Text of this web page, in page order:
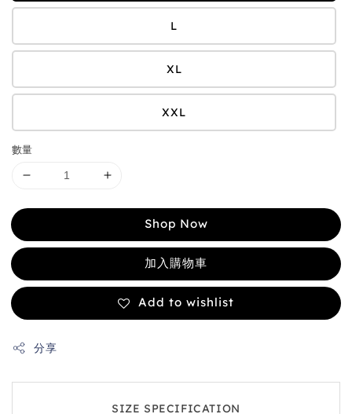
L
XL
XXL
數量
Shop Now
加入購物車
Add to wishlist
分享
SIZE SPECIFICATION